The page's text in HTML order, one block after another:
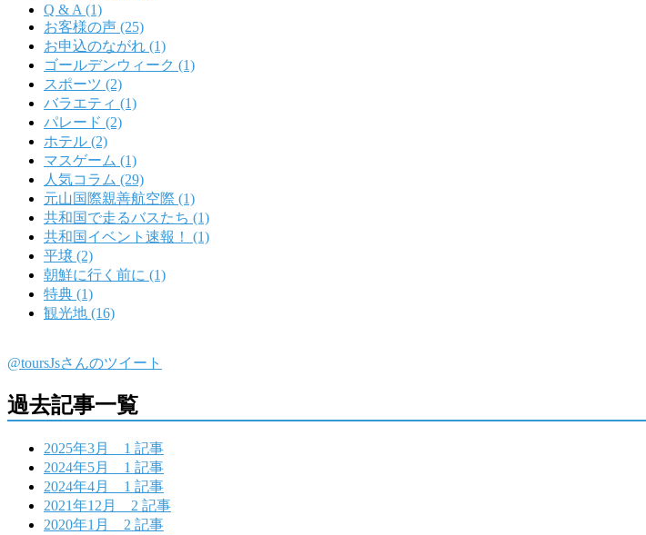
Q & A (1)
お客様の声 (25)
お申込のながれ (1)
ゴールデンウィーク (1)
スポーツ (2)
バラエティ (1)
パレード (2)
ホテル (2)
マスゲーム (1)
人気コラム (29)
元山国際親善航空際 (1)
共和国で走るバスたち (1)
共和国イベント速報！ (1)
平壌 (2)
朝鮮に行く前に (1)
特典 (1)
観光地 (16)
@toursJsさんのツイート
過去記事一覧
2025年3月 1 記事
2024年5月 1 記事
2024年4月 1 記事
2021年12月 2 記事
2020年1月 2 記事